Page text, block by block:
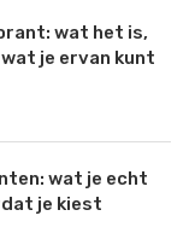
wat het is,
je ervan kunt
wat je echt
je kiest